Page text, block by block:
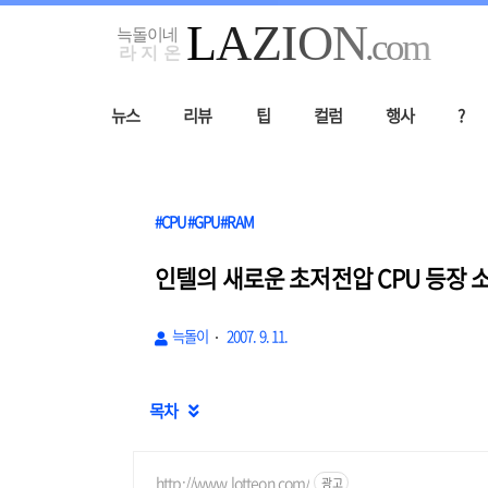
뉴스 리뷰 팁 컬럼 행사 ?
#CPU#GPU#RAM
인텔의 새로운 초저전압 CPU 등장
늑돌이 2007. 9. 11.
목차 
http://www.lotteon.com/ 광고